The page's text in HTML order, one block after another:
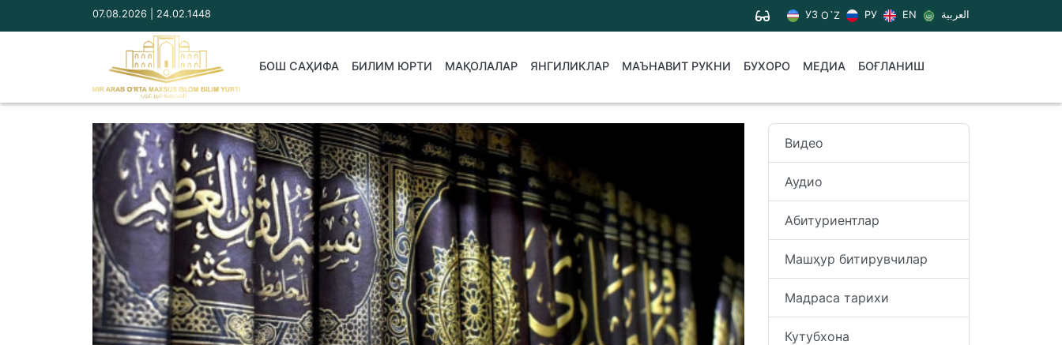
07.08.2026 | 24.02.1448 УЗ O`Z РУ EN العربية
БОШ САҲИФА БИЛИМ ЮРТИ МАҚОЛАЛАР ЯНГИЛИКЛАР МАЪНАВИТ РУКНИ БУХОРО МЕДИА БОҒЛАНИШ
Видео
Аудио
Абитуриентлар
Машҳур битирувчилар
Мадраса тарихи
Кутубхона